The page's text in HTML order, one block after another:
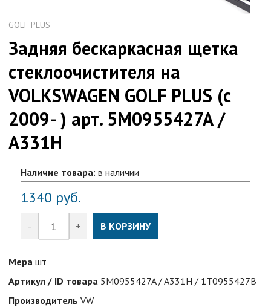
GOLF PLUS
Задняя бескаркасная щетка
стеклоочистителя на
VOLKSWAGEN GOLF PLUS (с
2009- ) арт. 5M0955427A /
A331H
Наличие товара: в наличии
1340 руб.
- + В КОРЗИНУ
Мера шт
Артикул / ID товара 5M0955427A / A331H / 1T0955427B
Производитель VW